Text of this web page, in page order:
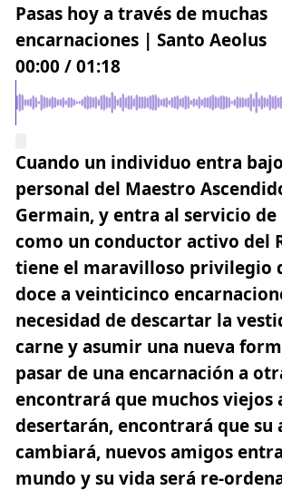
Pasas hoy a través de muchas
encarnaciones | Santo Aeolus
00:00 /01:18
Cuando un individuo entra
personal del Maestro
Germain,y entra al servicio de
como un conductor activo del
tiene el maravilloso privilegio
doce a veinticinco
necesidad de descartar la
carne y asumir una nueva
pasar de una encarnación a
encontrará que muchos viejos
desertarán, encontrará que su
cambiará, nuevos amigos
mundo y su vida será re-